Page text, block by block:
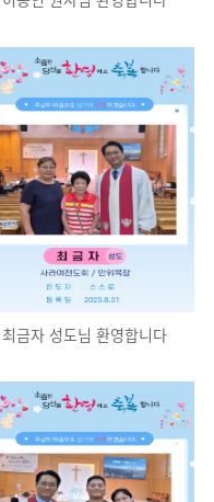
최금자 성도님 환영합니다